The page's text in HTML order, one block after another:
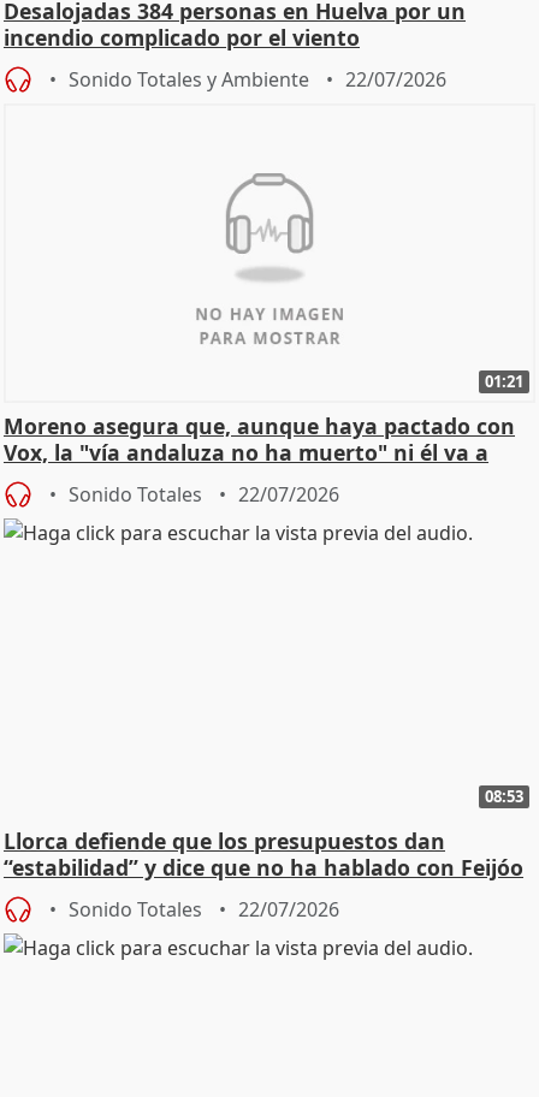
Desalojadas 384 personas en Huelva por un
incendio complicado por el viento
Sonido Totales y Ambiente 22/07/2026
01:21
Moreno asegura que, aunque haya pactado con
Vox, la "vía andaluza no ha muerto" ni él va a
"cambiar"
Sonido Totales 22/07/2026
08:53
Llorca defiende que los presupuestos dan
“estabilidad” y dice que no ha hablado con Feijóo
Sonido Totales 22/07/2026